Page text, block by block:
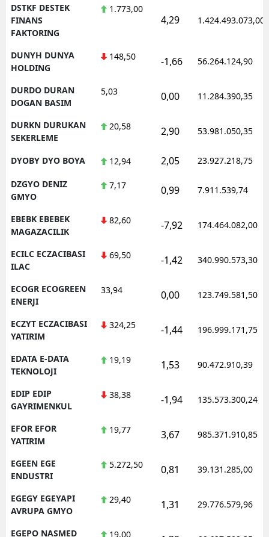
DSTKF DESTEK
FINANS
FAKTORING
1.773,00
4,29 1.424.493.073,00
DUNYH DUNYA
HOLDING
148,50 -1,66 56.264.124,90
DURDO DURAN
DOGAN BASIM
5,03 0,00 11.284.390,35
DURKN DURUKAN
SEKERLEME
20,58 2,90 53.981.050,35
DYOBY DYO BOYA 12,94 2,05 23.927.218,75
DZGYO DENIZ
GMYO
7,17 0,99 7.911.539,74
EBEBK EBEBEK
MAGAZACILIK
82,60 -7,92 174.464.082,00
ECILC ECZACIBASI
ILAC
69,50 -1,42 340.990.573,30
ECOGR ECOGREEN
ENERJI
33,94 0,00 123.749.581,50
ECZYT ECZACIBASI
YATIRIM
324,25 -1,44 196.999.171,75
EDATA E-DATA
TEKNOLOJI
19,19 1,53 90.472.910,39
EDIP EDIP
GAYRIMENKUL
38,38 -1,94 135.573.300,24
EFOR EFOR
YATIRIM
19,77 3,67 985.371.910,85
EGEEN EGE
ENDUSTRI
5.272,50 0,81 39.131.285,00
EGEGY EGEYAPI
AVRUPA GMYO
29,40 1,31 29.776.579,96
EGEPO NASMED
19,00